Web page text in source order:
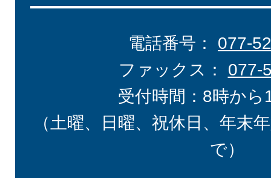
電話番号： 077-
ファックス： 077-
受付時間：8時から
（土曜、日曜、祝休日、年末
で）